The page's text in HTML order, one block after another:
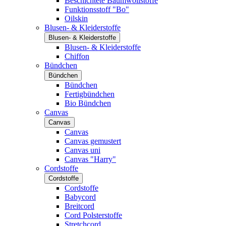
Funktionsstoff "Bo"
Oilskin
Blusen- & Kleiderstoffe
Blusen- & Kleiderstoffe
Blusen- & Kleiderstoffe
Chiffon
Bündchen
Bündchen
Bündchen
Fertigbündchen
Bio Bündchen
Canvas
Canvas
Canvas
Canvas gemustert
Canvas uni
Canvas "Harry"
Cordstoffe
Cordstoffe
Cordstoffe
Babycord
Breitcord
Cord Polsterstoffe
Stretchcord